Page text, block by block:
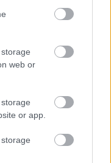
web or
or app.
Budapest, Bajcsy-
hogy jössz! Hozd a
kötött!